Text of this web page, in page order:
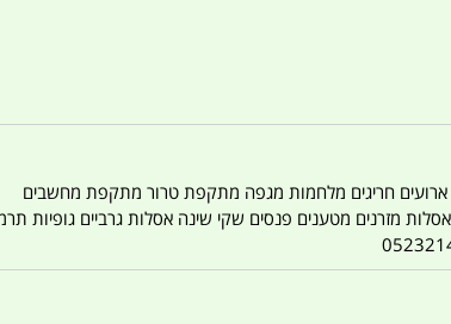
מזרנים מטענים פנסים שקי שינה אסלות גרביים